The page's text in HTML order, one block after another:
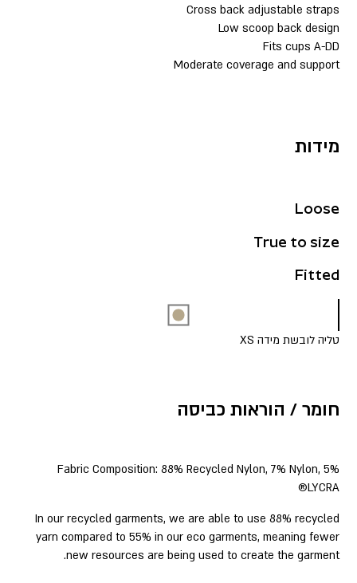
Cross back adjustable straps
Low scoop back design
Fits cups A-DD
Moderate coverage and support
מידות
Loose
True to size
Fitted
טליה לובשת מידה XS
חומר / הוראות כביסה
Fabric Composition: 88% Recycled Nylon, 7% Nylon, 5%
LYCRA®
In our recycled garments, we are able to use 88% recycled
yarn compared to 55% in our eco garments, meaning fewer
new resources are being used to create the garment.